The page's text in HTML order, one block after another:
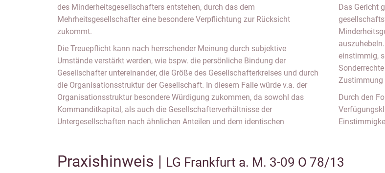
des Minderheitsgesellschafters entstehen, durch das dem
Mehrheitsgesellschafter eine besondere Verpflichtung zur Rücksicht
zukommt.
Die Treuepflicht kann nach herrschender Meinung durch subjektive
Umstände verstärkt werden, wie bspw. die persönliche Bindung der
Gesellschafter untereinander, die Größe des Gesellschafterkreises und durch
die Organisationsstruktur der Gesellschaft. In diesem Falle würde v.a. der
Organisationsstruktur besondere Würdigung zukommen, da sowohl das
Kommanditkapital, als auch die Gesellschafterverhältnisse der
Untergesellschaften nach ähnlichen Anteilen und dem identischen
Das Gericht
einstimmig,
Zustimmung
Durch den
Praxishinweis | LG Frankfurt a. M. 3-09 O 78/13